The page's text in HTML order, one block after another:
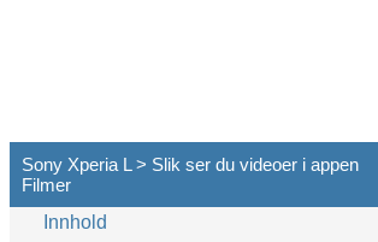
Sony Xperia L > Slik ser du videoer i appen
Filmer
Innhold